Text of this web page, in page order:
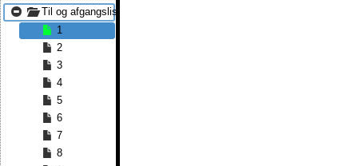
Til og afgangslister 1836 - Til og afgangslister 1857
1
2
3
4
5
6
7
8